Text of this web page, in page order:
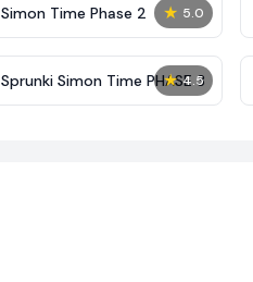
★ 5.0
Simon Time Phase 2
★ 4.5
Sprunki Simon Time PHASE 3